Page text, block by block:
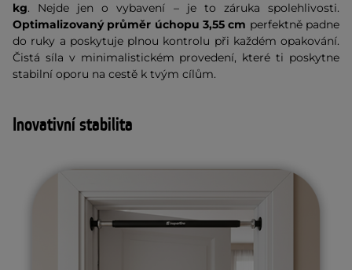
kg. Nejde jen o vybavení – je to záruka spolehlivosti.
Optimalizovaný průměr úchopu 3,55 cm perfektně padne
do ruky a poskytuje plnou kontrolu při každém opakování.
Čistá síla v minimalistickém provedení, které ti poskytne
stabilní oporu na cestě k tvým cílům.
Inovativní stabilita